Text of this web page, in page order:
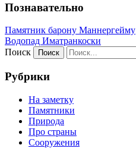
Познавательно
Памятник барону Маннергейму
Водопад Иматранкоски
Поиск
Рубрики
На заметку
Памятники
Природа
Про страны
Сооружения